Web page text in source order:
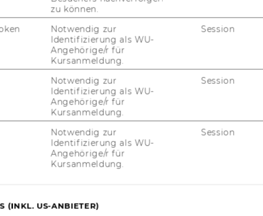
NewsletterBluesky
WEBSEITE
MEDIA
ACCREDITED
EQUIS
zu können.
Notwendig zur
Identifizierung als WU-
Angehörige/r für
Kursanmeldung.
Session
Notwendig zur
Identifizierung als WU-
Angehörige/r für
Kursanmeldung.
Session
Notwendig zur
Identifizierung als WU-
Angehörige/r für
Kursanmeldung.
Session
(INKL. US-ANBIETER)